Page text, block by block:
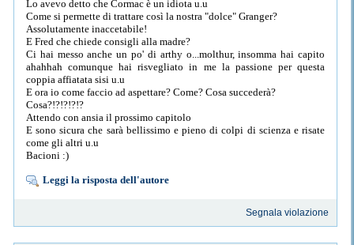
Lo avevo detto che Cormac è un idiota u.u
Come si permette di trattare così la nostra "dolce" Granger?
Assolutamente inaccetabile!
E Fred che chiede consigli alla madre?
Ci hai messo anche un po' di arthy o...molthur, insomma hai capito
ahahhah comunque hai risvegliato in me la passione per questa
coppia affiatata sisi u.u
E ora io come faccio ad aspettare? Come? Cosa succederà?
Cosa?!?!?!?!?
Attendo con ansia il prossimo capitolo
E sono sicura che sarà bellissimo e pieno di colpi di scienza e risate
come gli altri u.u
Bacioni :)
Leggi la risposta dell'autore
Segnala violazione